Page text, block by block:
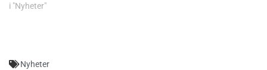
i "Nyheter"
Nyheter